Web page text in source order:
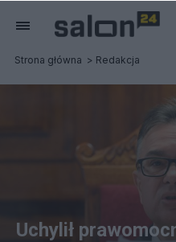
Strona główna Redakcja
Uchylił